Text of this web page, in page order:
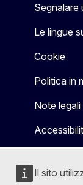
Il sito
Segnalare
Le lingue
Cookie
Politica in
Note legali